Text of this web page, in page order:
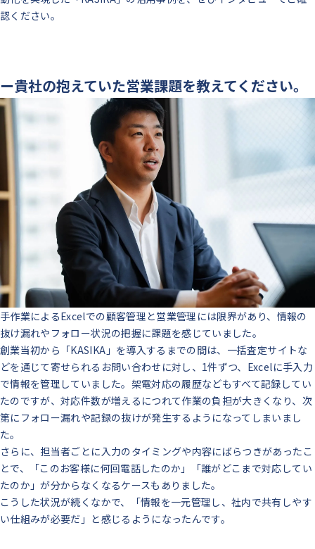
認ください。
ー貴社の抱えていた営業課題を教えてください。
手作業によるExcelでの顧客管理と営業管理には限界があり、情報の
抜け漏れやフォロー状況の把握に課題を感じていました。
創業当初から「KASIKA」を導入するまでの間は、一括査定サイトな
どを通じて寄せられるお問い合わせに対し、1件ずつ、Excelに手入力
で情報を管理していました。架電対応の履歴などもすべて記録してい
たのですが、対応件数が増えるにつれて作業の負担が大きくなり、次
第にフォロー漏れや記録の抜けが発生するようになってしまいまし
た。
さらに、担当者ごとに入力のタイミングや内容にばらつきがあったこ
とで、「このお客様に何回電話したのか」「誰がどこまで対応してい
たのか」が分からなくなるケースもありました。
こうした状況が続くなかで、「情報を一元管理し、社内で共有しやす
い仕組みが必要だ」と感じるようになったんです。